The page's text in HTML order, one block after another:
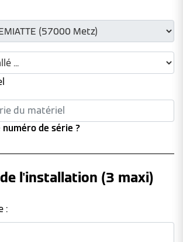
de série ?
l'installation (3 maxi)
: